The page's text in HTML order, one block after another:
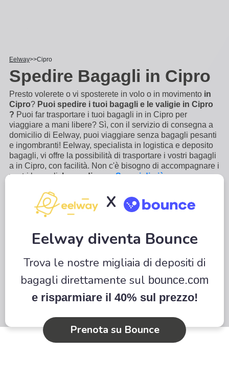
Eelway Cipro
Spedire Bagagli in Cipro
Presto volerete o vi sposterete in volo o in movimento in
Cipro? Puoi spedire i tuoi bagagli e le valigie in Cipro
? Puoi far trasportare i tuoi bagagli in in Cipro per
viaggiare a mani libere? Sì, con il servizio di consegna a
domicilio di Eelway, puoi viaggiare senza bagagli pesanti
e ingombranti! Eelway, specialista in logistica e deposito
bagagli, vi offre la possibilità di trasportare i vostri bagagli
a in Cipro, con facilità. Non c'è bisogno di accompagnare i
vostri bagagli,lo spediamo...Scopri di più
X
Eelway diventa Bounce
Trova le nostre migliaia di depositi di
bagagli direttamente sul bounce.com
e risparmiare il 40% sul prezzo!
Prenota su Bounce